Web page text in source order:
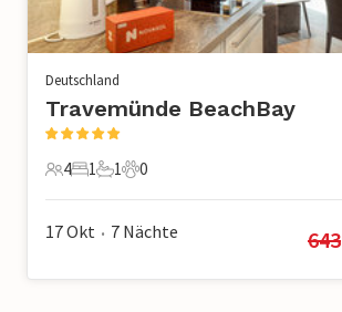
Deutschland
Travemünde BeachBay
4 Gäste
4
1 Schlafzimmer
1
1 Badezimmer
1
0 Haustiere
0
17 Okt • 7 Nächte 643